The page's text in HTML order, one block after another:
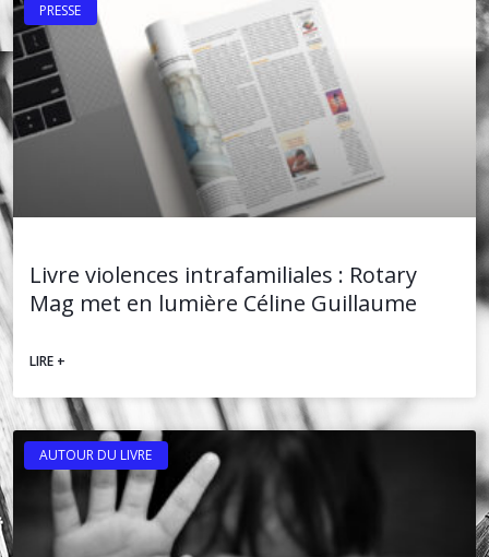
PRESSE
Livre violences intrafamiliales : Rotary
Mag met en lumière Céline Guillaume
LIRE +
AUTOUR DU LIVRE